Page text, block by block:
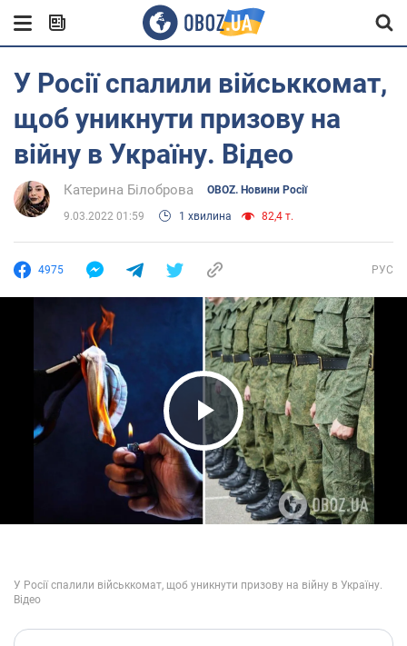
У Росії спалили військкомат,
щоб уникнути призову на
війну в Україну. Відео
Катерина Білоброва OBOZ. Новини Росії
9.03.2022 01:59 1 хвилина 82,4 т.
4975 РУС
Play Video